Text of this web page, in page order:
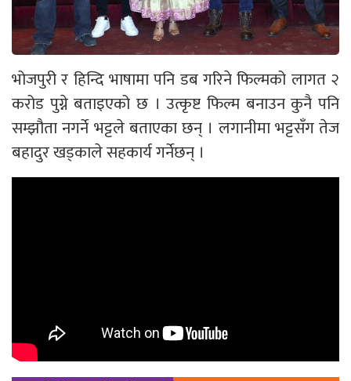
भोजपुरी र हिन्दि भाषामा पनि डब गरिने फिल्मको लागत २
करोड पुग्ने बताइएको छ । उत्कृष्ट फिल्म बनाउन कुनै पनि
सम्झौता नगर्ने भट्टले बताएका छन् । लगानीमा भट्टसँग तेज
बहादुर खड्काले सहकार्य गर्नेछन् ।